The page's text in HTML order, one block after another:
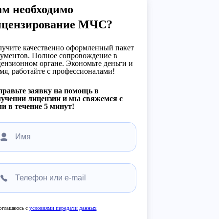
необходимо
МЧС?
качественно оформленный пакет
Полное сопровождение в
органе. Экономьте деньги и
работайте с профессионалами!
заявку на помощь в
лицензии и мы свяжемся с
в течение 5 минут!
с условиями передачи данных